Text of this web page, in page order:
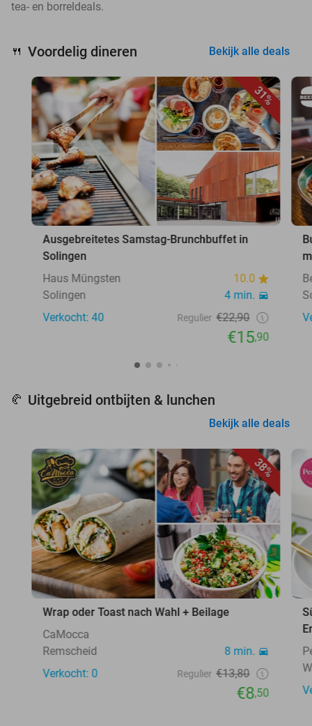
tea- en borreldeals.
🍴 Voordelig dineren Bekijk alle deals
31%
Ausgebreitetes Samstag-Brunchbuffet in
Solingen
Haus Müngsten
10.0
Solingen
4 min.
Verkocht: 40
Regulier €22,90
€15,90
🥐 Uitgebreid ontbijten & lunchen
Bekijk alle deals
38%
Wrap oder Toast nach Wahl + Beilage
CaMocca
Remscheid
8 min.
Verkocht: 0
Regulier €13,80
€8,50